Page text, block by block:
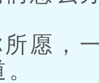
愿，